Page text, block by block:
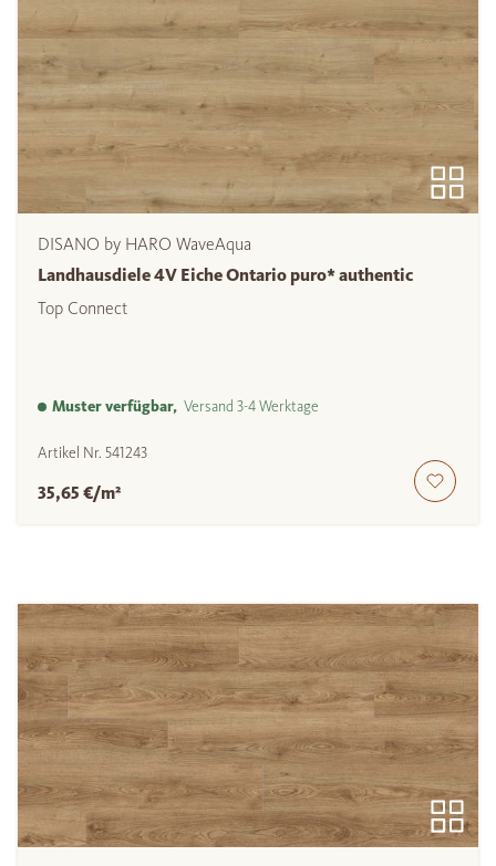
DISANO by HARO WaveAqua
Landhausdiele 4V Eiche Ontario puro* authentic
Top Connect
Muster verfügbar, Versand 3-4 Werktage
Artikel Nr. 541243
35,65 €/m²